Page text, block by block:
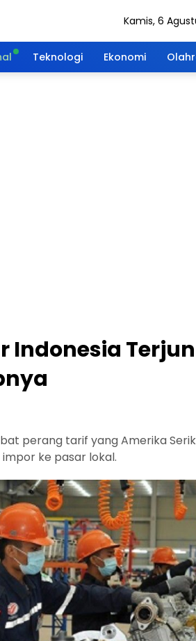
Kamis, 6
Teknologi Ekonomi
Terjun
perang tarif yang Amerika
ke pasar lokal.